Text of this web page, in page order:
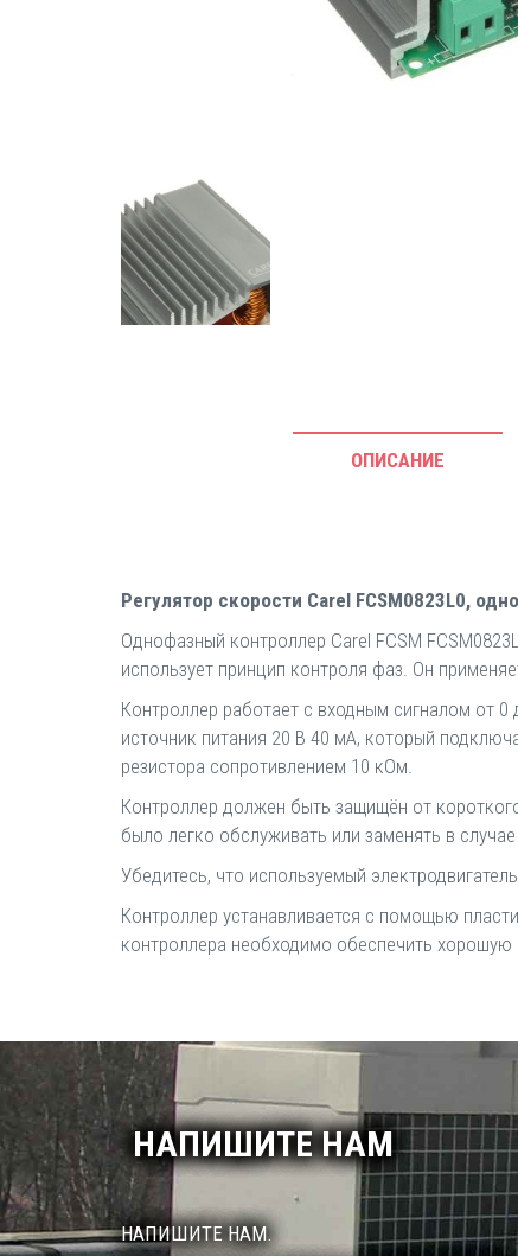
ОПИСАНИЕ
Регулятор скорости Carel FCSM0823L0,
Однофазный контроллер Carel FCSМ
использует принцип контроля фаз. Он
Контроллер работает с входным сигналом от
источник питания 20 В 40 мА, который
резистора сопротивлением 10 кОм.
Контроллер должен быть защищён от
было легко обслуживать или заменять в
Убедитесь, что используемый
Контроллер устанавливается с помощью
контроллера необходимо обеспечить
НАПИШИТЕ НАМ
НАПИШИТЕ НАМ.